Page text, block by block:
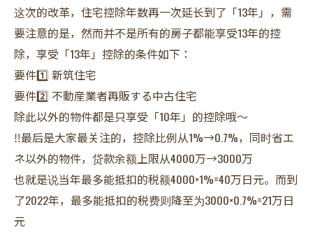
这次的改革，住宅控除年数再一次延长到了「13年」，需
要注意的是，然而并不是所有的房子都能享受13年的控
除，享受「13年」控除的条件如下：
要件1️⃣ 新筑住宅
要件2️⃣ 不動産業者再販する中古住宅
除此以外的物件都是只享受「10年」的控除哦～
‼️最后是大家最关注的，控除比例从1%→0.7%，同时省エ
ネ以外的物件，贷款余额上限从4000万→3000万
也就是说当年最多能抵扣的税额4000×1%=40万日元。而到
了2022年，最多能抵扣的税费则降至为3000×0.7%=21万日
元